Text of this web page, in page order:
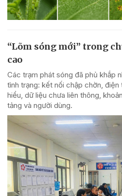
“Lõm sóng mới” trong
cao
Các trạm phát sóng đã phủ khắp
tình trạng: kết nối chập chờn,
hiểu, dữ liệu chưa liên thông,
tảng và người dùng.